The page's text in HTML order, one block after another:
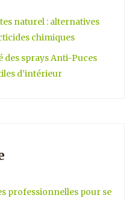
naturel : alternatives
chimiques
des sprays Anti-Puces
d’intérieur
professionnelles pour se